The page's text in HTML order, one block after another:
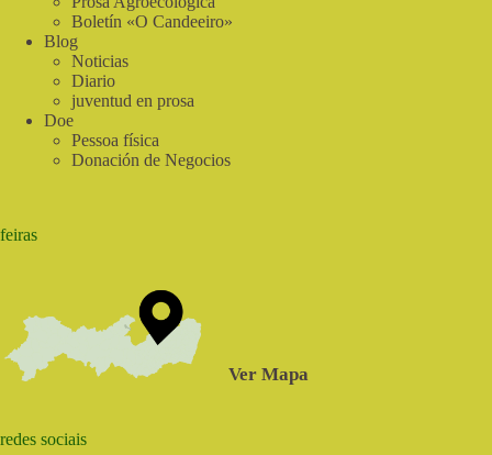
Boletín «O Candeeiro»
Blog
Noticias
Diario
juventud en prosa
Doe
Pessoa física
Donación de Negocios
feiras
Ver Mapa
redes sociais